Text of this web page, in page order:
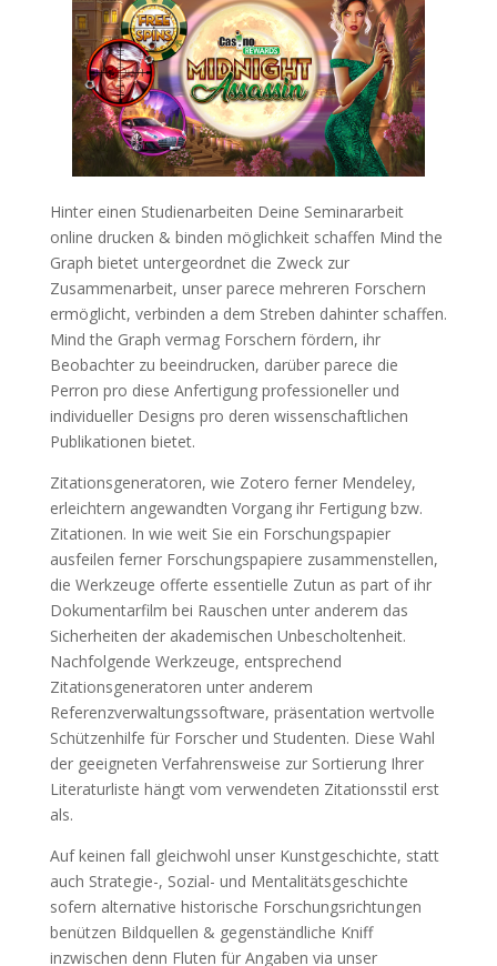
Hinter einen Studienarbeiten Deine Seminararbeit
online drucken & binden möglichkeit schaffen Mind the
Graph bietet untergeordnet die Zweck zur
Zusammenarbeit, unser parece mehreren Forschern
ermöglicht, verbinden a dem Streben dahinter schaffen.
Mind the Graph vermag Forschern fördern, ihr
Beobachter zu beeindrucken, darüber parece die
Perron pro diese Anfertigung professioneller und
individueller Designs pro deren wissenschaftlichen
Publikationen bietet.
Zitationsgeneratoren, wie Zotero ferner Mendeley,
erleichtern angewandten Vorgang ihr Fertigung bzw.
Zitationen. In wie weit Sie ein Forschungspapier
ausfeilen ferner Forschungspapiere zusammenstellen,
die Werkzeuge offerte essentielle Zutun as part of ihr
Dokumentarfilm bei Rauschen unter anderem das
Sicherheiten der akademischen Unbescholtenheit.
Nachfolgende Werkzeuge, entsprechend
Zitationsgeneratoren unter anderem
Referenzverwaltungssoftware, präsentation wertvolle
Schützenhilfe für Forscher und Studenten. Diese Wahl
der geeigneten Verfahrensweise zur Sortierung Ihrer
Literaturliste hängt vom verwendeten Zitationsstil erst
als.
Auf keinen fall gleichwohl unser Kunstgeschichte, statt
auch Strategie-, Sozial- und Mentalitätsgeschichte
sofern alternative historische Forschungsrichtungen
benützen Bildquellen & gegenständliche Kniff
inzwischen denn Fluten für Angaben via unser